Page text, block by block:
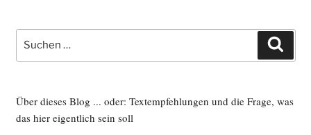
wald“
Suche
nach:
Über dieses Blog ... oder: Textempfehlungen und die Frage, was
das hier eigentlich sein soll